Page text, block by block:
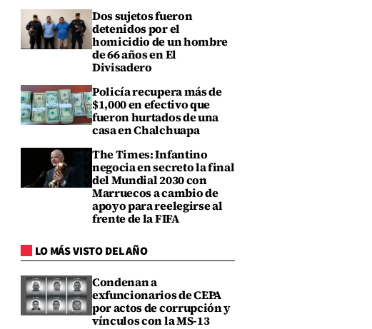
Dos sujetos fueron
detenidos por el
homicidio de un hombre
de 66 años en El
Divisadero
Policía recupera más de
$1,000 en efectivo que
fueron hurtados de una
casa en Chalchuapa
The Times: Infantino
negocia en secreto la final
del Mundial 2030 con
Marruecos a cambio de
apoyo para reelegirse al
frente de la FIFA
LO MÁS VISTO DEL AÑO
Condenan a
exfuncionarios de CEPA
por actos de corrupción y
vínculos con la MS-13